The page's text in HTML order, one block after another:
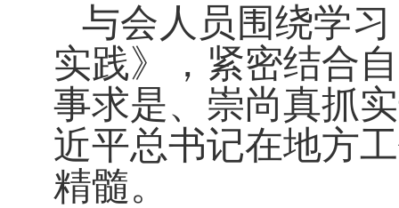
与会人员围绕学
实践》，紧密结合
事求是、崇尚真抓
近平总书记在地方
精髓。